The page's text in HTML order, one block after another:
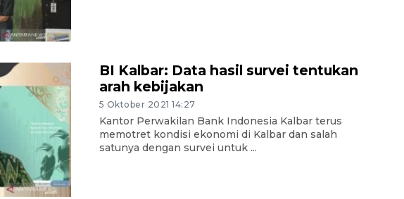
BI Kalbar: Data hasil survei tentukan
arah kebijakan
5 Oktober 2021 14:27
Kantor Perwakilan Bank Indonesia Kalbar terus
memotret kondisi ekonomi di Kalbar dan salah
satunya dengan survei untuk ...